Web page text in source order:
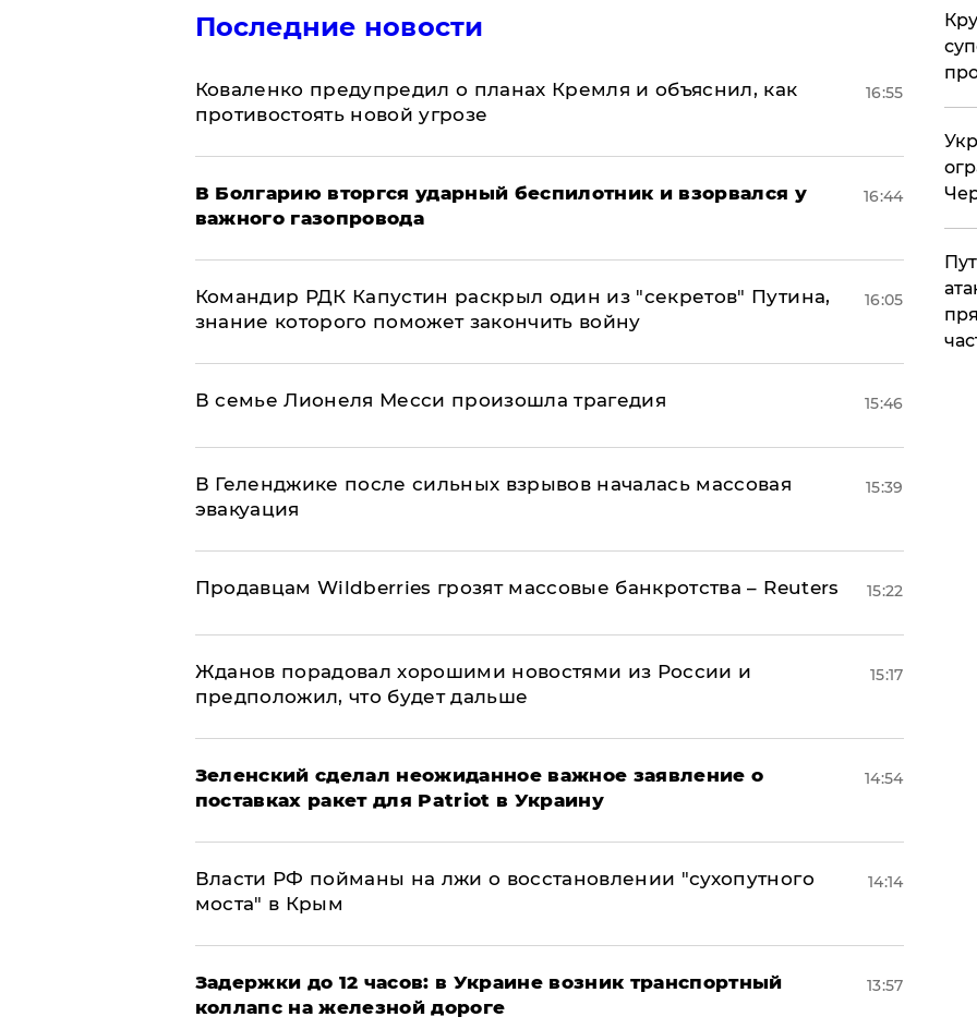
Последние новости
Коваленко предупредил о планах Кремля и объяснил, как
противостоять новой угрозе
16:55
В Болгарию вторгся ударный беспилотник и взорвался у
важного газопровода
16:44
Командир РДК Капустин раскрыл один из "секретов" Путина,
знание которого поможет закончить войну
16:05
В семье Лионеля Месси произошла трагедия 15:46
В Геленджике после сильных взрывов началась массовая
эвакуация
15:39
Продавцам Wildberries грозят массовые банкротства – Reuters 15:22
Жданов порадовал хорошими новостями из России и
предположил, что будет дальше
15:17
Зеленский сделал неожиданное важное заявление о
поставках ракет для Patriot в Украину
14:54
Власти РФ пойманы на лжи о восстановлении "сухопутного
моста" в Крым
14:14
Задержки до 12 часов: в Украине возник транспортный
коллапс на железной дороге
13:57